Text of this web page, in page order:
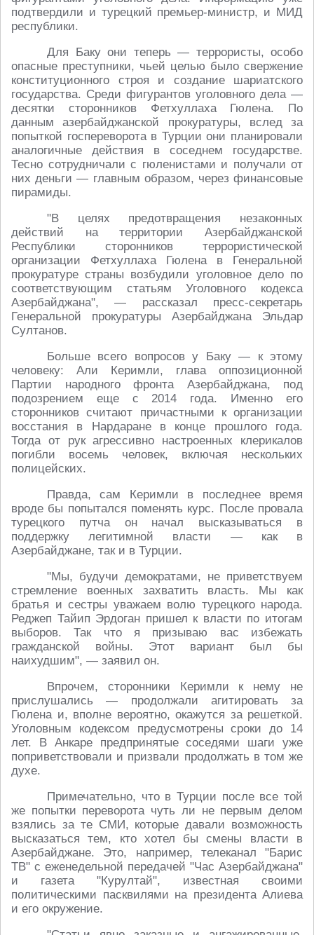
подтвердили и турецкий премьер-министр, и МИД
республики.
Для Баку они теперь — террористы, особо
опасные преступники, чьей целью было свержение
конституционного строя и создание шариатского
государства. Среди фигурантов уголовного дела —
десятки сторонников Фетхуллаха Гюлена. По
данным азербайджанской прокуратуры, вслед за
попыткой госпереворота в Турции они планировали
аналогичные действия в соседнем государстве.
Тесно сотрудничали с гюленистами и получали от
них деньги — главным образом, через финансовые
пирамиды.
"В целях предотвращения незаконных
действий на территории Азербайджанской
Республики сторонников террористической
организации Фетхуллаха Гюлена в Генеральной
прокуратуре страны возбудили уголовное дело по
соответствующим статьям Уголовного кодекса
Азербайджана", — рассказал пресс-секретарь
Генеральной прокуратуры Азербайджана Эльдар
Султанов.
Больше всего вопросов у Баку — к этому
человеку: Али Керимли, глава оппозиционной
Партии народного фронта Азербайджана, под
подозрением еще с 2014 года. Именно его
сторонников считают причастными к организации
восстания в Нардаране в конце прошлого года.
Тогда от рук агрессивно настроенных клерикалов
погибли восемь человек, включая нескольких
полицейских.
Правда, сам Керимли в последнее время
вроде бы попытался поменять курс. После провала
турецкого путча он начал высказываться в
поддержку легитимной власти — как в
Азербайджане, так и в Турции.
"Мы, будучи демократами, не приветствуем
стремление военных захватить власть. Мы как
братья и сестры уважаем волю турецкого народа.
Реджеп Тайип Эрдоган пришел к власти по итогам
выборов. Так что я призываю вас избежать
гражданской войны. Этот вариант был бы
наихудшим", — заявил он.
Впрочем, сторонники Керимли к нему не
прислушались — продолжали агитировать за
Гюлена и, вполне вероятно, окажутся за решеткой.
Уголовным кодексом предусмотрены сроки до 14
лет. В Анкаре предпринятые соседями шаги уже
поприветствовали и призвали продолжать в том же
духе.
Примечательно, что в Турции после все той
же попытки переворота чуть ли не первым делом
взялись за те СМИ, которые давали возможность
высказаться тем, кто хотел бы смены власти в
Азербайджане. Это, например, телеканал "Барис
ТВ" с еженедельной передачей "Час Азербайджана"
и газета "Курултай", известная своими
политическими пасквилями на президента Алиева
и его окружение.